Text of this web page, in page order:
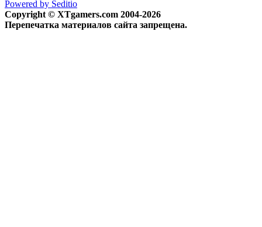
Powered by Seditio
Copyright © XTgamers.com 2004-2026
Перепечатка материалов сайта запрещена.